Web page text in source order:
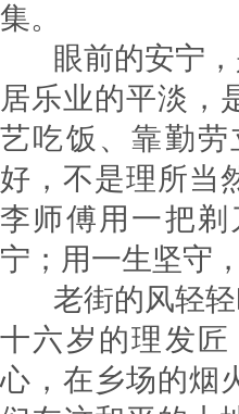
集。​
眼前的安宁，
居乐业的平淡，
艺吃饭、靠勤
好，不是理所当
李师傅用一把
宁；用一生坚守
老街的风轻轻
十六岁的理发
心，在乡场的烟